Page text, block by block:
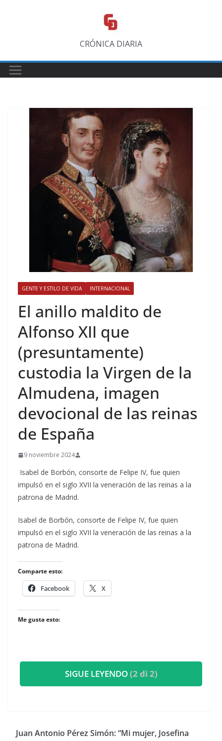
CRÓNICA DIARIA
GENTE Y ESTILO DE VIDA INTERNACIONAL
​El anillo maldito de
Alfonso XII que
(presuntamente)
custodia la Virgen de la
Almudena, imagen
devocional de las reinas
de España
9 noviembre 2024
Isabel de Borbón, consorte de Felipe IV, fue quien
impulsó en el siglo XVII la veneración de las reinas a la
patrona de Madrid.
​Isabel de Borbón, consorte de Felipe IV, fue quien
impulsó en el siglo XVII la veneración de las reinas a la
patrona de Madrid.
Comparte esto:
Facebook X
Me gusta esto:
SIGUE LEYENDO(2 di 2)
​Juan Antonio Pérez Simón: “Mi mujer, Josefina